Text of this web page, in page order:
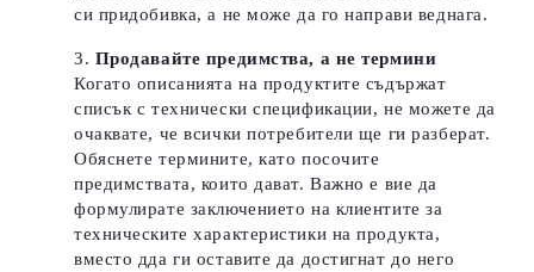
си придобивка, а не може да го направи веднага.
Продавайте предимства, а не термини
Когато описанията на продуктите съдържат
списък с технически спецификации, не можете да
очаквате, че всички потребители ще ги разберат.
Обяснете термините, като посочите
предимствата, които дават. Важно е вие да
формулирате заключението на клиентите за
техническите характеристики на продукта,
вместо дда ги оставите да достигнат до него